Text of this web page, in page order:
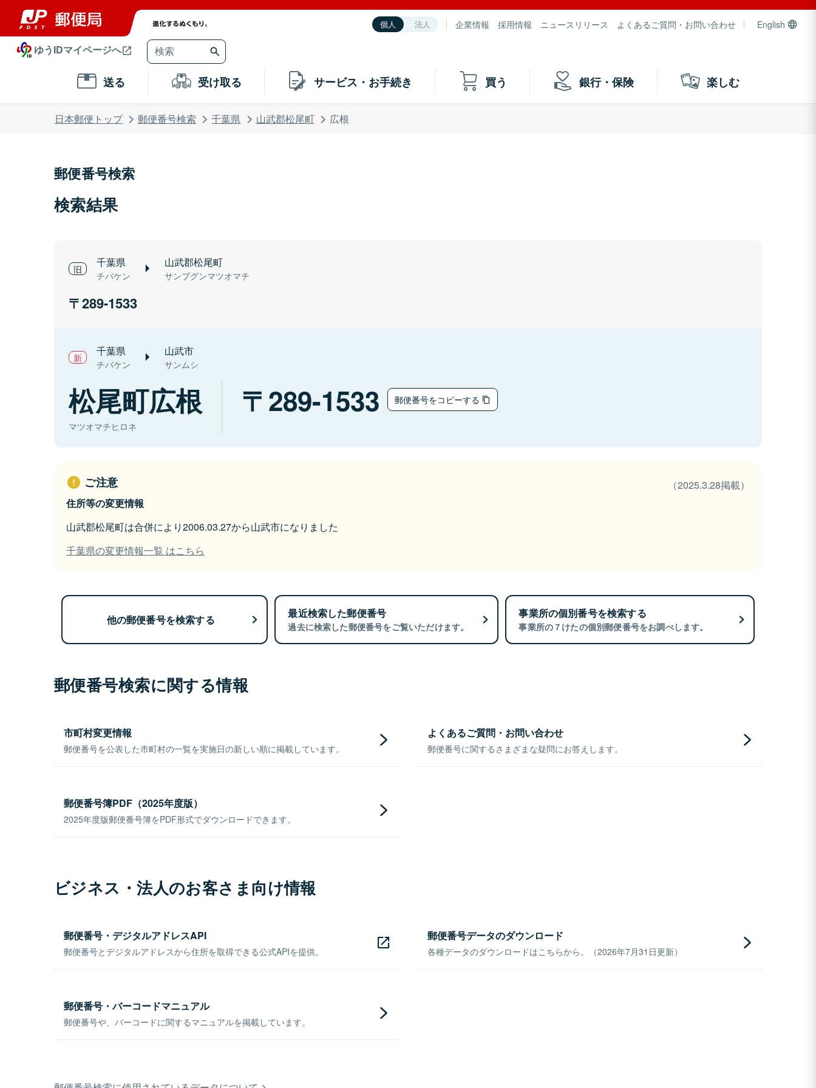
個人 法人 企業情報 採用情報 ニュースリリース よくあるご質問・お問い合わせ English
ゆうIDマイページへ
送る 受け取る サービス・お手続き 買う 銀行・保険 楽しむ
日本郵便トップ 郵便番号検索 千葉県 山武郡松尾町 広根
郵便番号検索
検索結果
千葉県
チバケン
山武郡松尾町
サンブグンマツオマチ
289-1533
千葉県
チバケン
山武市
サンムシ
松尾町広根
マツオマチヒロネ
289-1533 郵便番号をコピーする
ご注意
（2025.3.28掲載）
住所等の変更情報
山武郡松尾町は合併により2006.03.27から山武市になりました
千葉県の変更情報一覧 はこちら
他の郵便番号を検索する 最近検索した郵便番号
過去に検索した郵便番号をご覧いただけます。
事業所の個別番号を検索する
事業所の７けたの個別郵便番号をお調べします。
郵便番号検索に関する情報
市町村変更情報
郵便番号を公表した市町村の一覧を実施日の新しい順に掲載しています。
よくあるご質問・お問い合わせ
郵便番号に関するさまざまな疑問にお答えします。
郵便番号簿PDF（2025年度版）
2025年度版郵便番号簿をPDF形式でダウンロードできます。
ビジネス・法人のお客さま向け情報
郵便番号・デジタルアドレスAPI
郵便番号とデジタルアドレスから住所を取得できる公式APIを提供。
郵便番号データのダウンロード
各種データのダウンロードはこちらから。（2026年7月31日更新）
郵便番号・バーコードマニュアル
郵便番号や、バーコードに関するマニュアルを掲載しています。